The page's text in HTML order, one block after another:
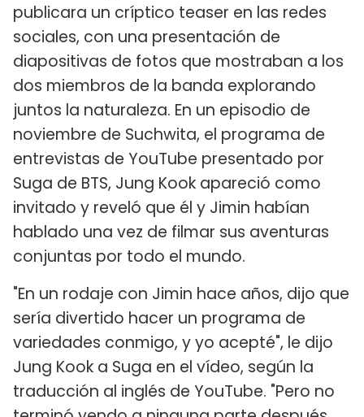
publicara un críptico teaser en las redes
sociales, con una presentación de
diapositivas de fotos que mostraban a los
dos miembros de la banda explorando
juntos la naturaleza. En un episodio de
noviembre de Suchwita, el programa de
entrevistas de YouTube presentado por
Suga de BTS, Jung Kook apareció como
invitado y reveló que él y Jimin habían
hablado una vez de filmar sus aventuras
conjuntas por todo el mundo.
"En un rodaje con Jimin hace años, dijo que
sería divertido hacer un programa de
variedades conmigo, y yo acepté", le dijo
Jung Kook a Suga en el vídeo, según la
traducción al inglés de YouTube. "Pero no